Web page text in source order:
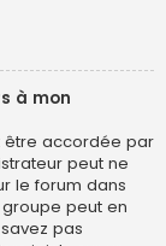
à mon
être accordée par
peut ne
le forum dans
peut en
pas